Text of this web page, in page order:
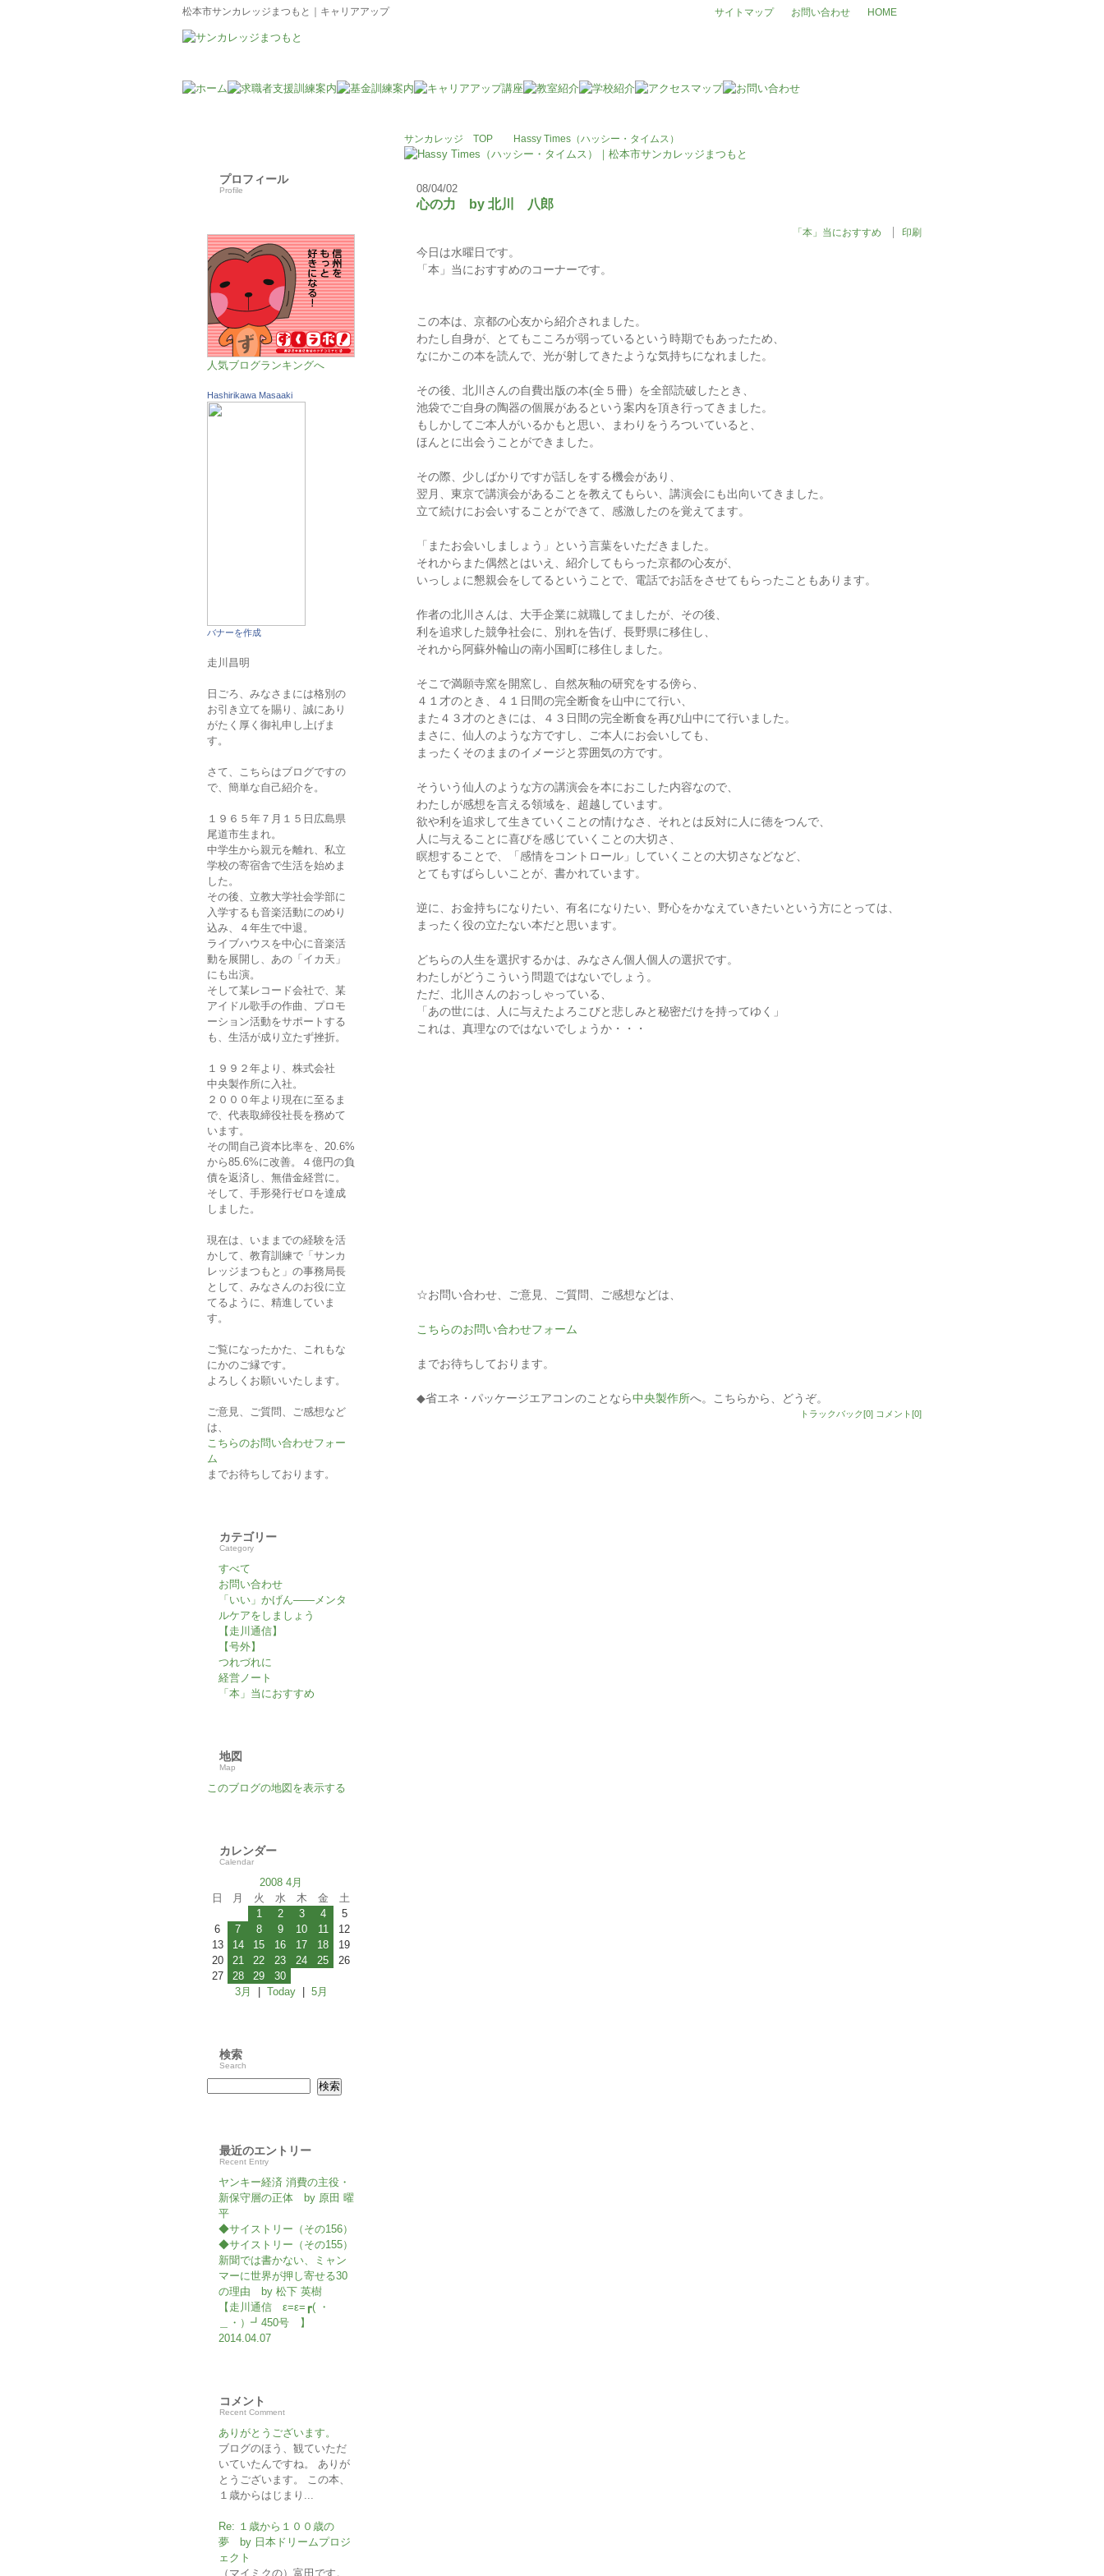
松本市サンカレッジまつもと｜キャリアアップ サイトマップ お問い合わせ HOME
サンカレッジ TOP Hassy Times（ハッシー・タイムス）
08/04/02
心の力 by 北川 八郎
「本」当におすすめ 印刷
今日は水曜日です。
「本」当におすすめのコーナーです。
この本は、京都の心友から紹介されました。
わたし自身が、とてもこころが弱っているという時期でもあったため、
なにかこの本を読んで、光が射してきたような気持ちになれました。
その後、北川さんの自費出版の本(全５冊）を全部読破したとき、
池袋でご自身の陶器の個展があるという案内を頂き行ってきました。
もしかしてご本人がいるかもと思い、まわりをうろついていると、
ほんとに出会うことができました。
その際、少しばかりですが話しをする機会があり、
翌月、東京で講演会があることを教えてもらい、講演会にも出向いてきました。
立て続けにお会いすることができて、感激したのを覚えてます。
「またお会いしましょう」という言葉をいただきました。
それからまた偶然とはいえ、紹介してもらった京都の心友が、
いっしょに懇親会をしてるということで、電話でお話をさせてもらったこともあります。
作者の北川さんは、大手企業に就職してましたが、その後、
利を追求した競争社会に、別れを告げ、長野県に移住し、
それから阿蘇外輪山の南小国町に移住しました。
そこで満願寺窯を開窯し、自然灰釉の研究をする傍ら、
４１才のとき、４１日間の完全断食を山中にて行い、
また４３才のときには、４３日間の完全断食を再び山中にて行いました。
まさに、仙人のような方ですし、ご本人にお会いしても、
まったくそのままのイメージと雰囲気の方です。
そういう仙人のような方の講演会を本におこした内容なので、
わたしが感想を言える領域を、超越しています。
欲や利を追求して生きていくことの情けなさ、それとは反対に人に徳をつんで、
人に与えることに喜びを感じていくことの大切さ、
瞑想することで、「感情をコントロール」していくことの大切さなどなど、
とてもすばらしいことが、書かれています。
逆に、お金持ちになりたい、有名になりたい、野心をかなえていきたいという方にとっては、
まったく役の立たない本だと思います。
どちらの人生を選択するかは、みなさん個人個人の選択です。
わたしがどうこういう問題ではないでしょう。
ただ、北川さんのおっしゃっている、
「あの世には、人に与えたよろこびと悲しみと秘密だけを持ってゆく」
これは、真理なのではないでしょうか・・・
☆お問い合わせ、ご意見、ご質問、ご感想などは、
こちらのお問い合わせフォーム
までお待ちしております。
◆省エネ・パッケージエアコンのことなら中央製作所へ。こちらから、どうぞ。
トラックバック[0] コメント[0]
プロフィール
Profile
人気ブログランキングへ
Hashirikawa Masaaki
バナーを作成
走川昌明
日ごろ、みなさまには格別の
お引き立てを賜り、誠にあり
がたく厚く御礼申し上げま
す。
さて、こちらはブログですの
で、簡単な自己紹介を。
１９６５年７月１５日広島県
尾道市生まれ。
中学生から親元を離れ、私立
学校の寄宿舎で生活を始めま
した。
その後、立教大学社会学部に
入学するも音楽活動にのめり
込み、４年生で中退。
ライブハウスを中心に音楽活
動を展開し、あの「イカ天」
にも出演。
そして某レコード会社で、某
アイドル歌手の作曲、プロモ
ーション活動をサポートする
も、生活が成り立たず挫折。
１９９２年より、株式会社
中央製作所に入社。
２０００年より現在に至るま
で、代表取締役社長を務めて
います。
その間自己資本比率を、20.6%
から85.6%に改善。４億円の負
債を返済し、無借金経営に。
そして、手形発行ゼロを達成
しました。
現在は、いままでの経験を活
かして、教育訓練で「サンカ
レッジまつもと」の事務局長
として、みなさんのお役に立
てるように、精進していま
す。
ご覧になったかた、これもな
にかのご縁です。
よろしくお願いいたします。
ご意見、ご質問、ご感想など
は、
こちらのお問い合わせフォー
ム
までお待ちしております。
カテゴリー
Category
すべて
お問い合わせ
「いい」かげん――メンタ
ルケアをしましょう
【走川通信】
【号外】
つれづれに
経営ノート
「本」当におすすめ
地図
Map
このブログの地図を表示する
カレンダー
Calendar
2008 4月
日
月 火 水 木 金
土
1
2 3 4
5
6
7 8 9 10 11
12
13
14 15 16 17 18
19
20
21 22 23 24 25
26
27
28 29
30
3月
Today| 5月
検索
Search
最近のエントリー
Recent Entry
ヤンキー経済 消費の主役・
新保守層の正体 by 原田 曜
平
◆サイストリー（その156）
◆サイストリー（その155）
新聞では書かない、ミャン
マーに世界が押し寄せる30
の理由 by 松下 英樹
【走川通信 ε=ε=┏( ・
＿・）┛450号 】
2014.04.07
コメント
Recent Comment
ありがとうございます。
ブログのほう、観ていただ
いていたんですね。 ありが
とうございます。 この本、
１歳からはじまり...
Re: １歳から１００歳の
夢 by 日本ドリームプロジ
ェクト
（マイミクの）富田です。